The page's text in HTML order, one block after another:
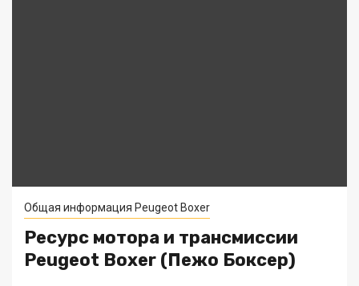
Общая информация Peugeot Boxer
Ресурс мотора и трансмиссии
Peugeot Boxer (Пежо Боксер)